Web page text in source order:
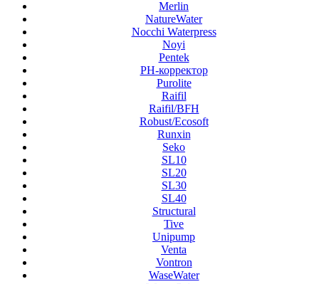
Merlin
NatureWater
Nocchi Waterpress
Noyi
Pentek
PH-корректор
Purolite
Raifil
Raifil/BFH
Robust/Ecosoft
Runxin
Seko
SL10
SL20
SL30
SL40
Structural
Tive
Unipump
Venta
Vontron
WaseWater